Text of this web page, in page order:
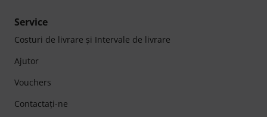
Service
Costuri de livrare şi Intervale de livrare
Ajutor
Vouchers
Contactaţi-ne